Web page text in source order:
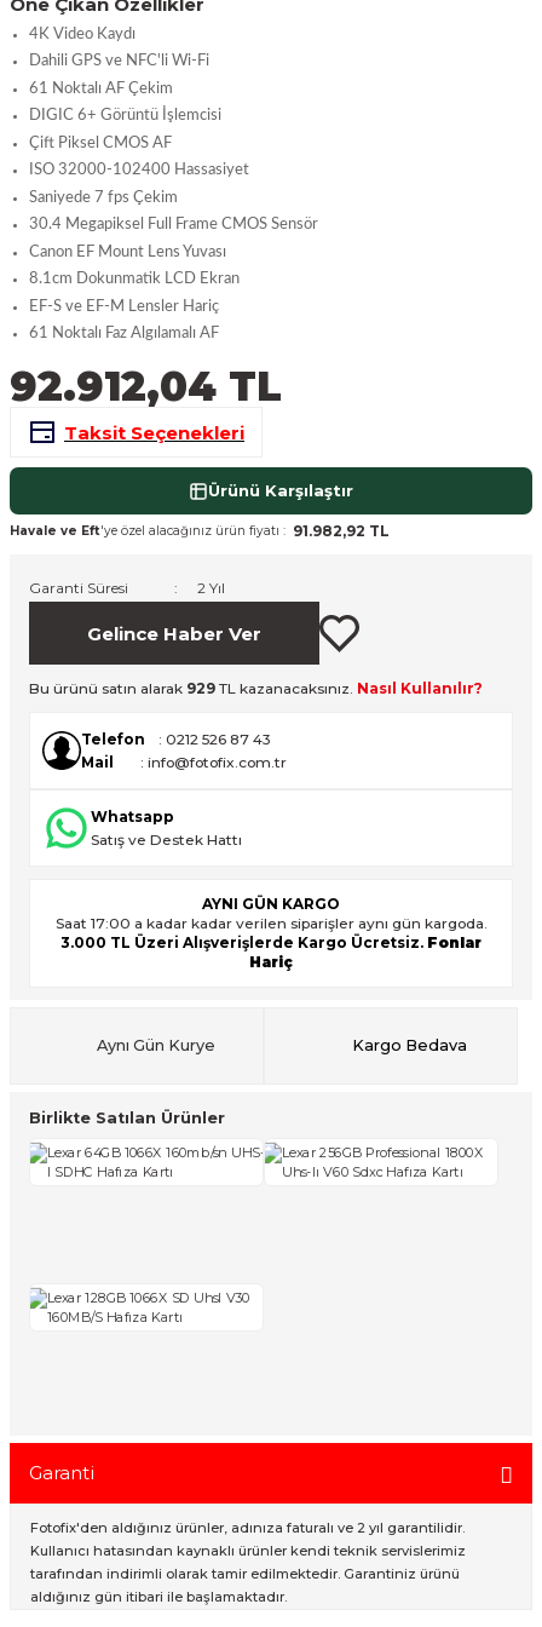
Cihazları
Standlar
4K Video Kaydı
Dahili GPS ve NFC'li Wi-Fi
61 Noktalı AF Çekim
DIGIC 6+ Görüntü İşlemcisi
Çift Piksel CMOS AF
ISO 32000-102400 Hassasiyet
Saniyede 7 fps Çekim
30.4 Megapiksel Full Frame CMOS Sensör
Canon EF Mount Lens Yuvası
8.1cm Dokunmatik LCD Ekran
EF-S ve EF-M Lensler Hariç
61 Noktalı Faz Algılamalı AF
92.912,04 TL
Taksit Seçenekleri
Ürünü Karşılaştır
Havale ve Eft'ye özel alacağınız ürün fiyatı : 91.982,92 TL
Garanti Süresi 2 Yıl
Gelince Haber Ver
Bu ürünü satın alarak 929 TL kazanacaksınız. Nasıl Kullanılır?
Telefon
: 0212 526 87 43
Mail
: info@fotofix.com.tr
Whatsapp
Satış ve Destek Hattı
AYNI GÜN KARGO
Saat 17:00 a kadar kadar verilen siparişler aynı gün kargoda.
3.000 TL Üzeri Alışverişlerde Kargo Ücretsiz. Fonlar
Hariç
Aynı Gün Kurye Kargo Bedava
Birlikte Satılan Ürünler
Garanti
Fotofix'den aldığınız ürünler, adınıza faturalı ve 2 yıl garantilidir.
Kullanıcı hatasından kaynaklı ürünler kendi teknik servislerimiz
tarafından indirimli olarak tamir edilmektedir. Garantiniz ürünü
aldığınız gün itibari ile başlamaktadır.